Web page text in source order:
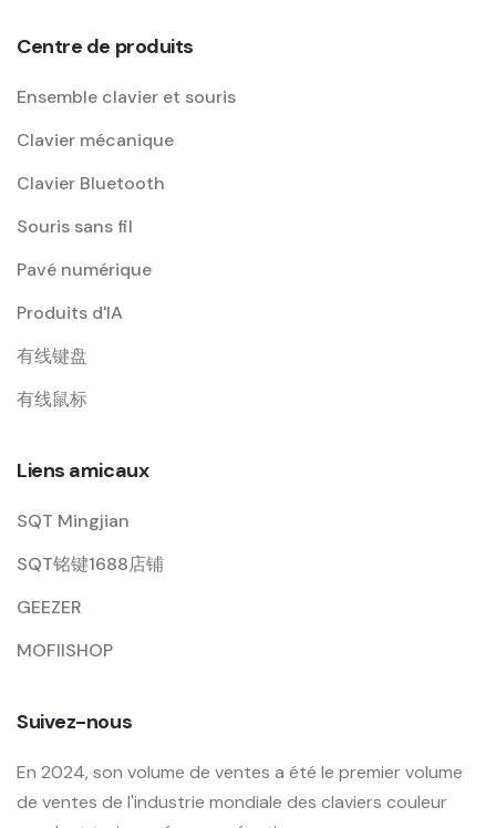
Centre de produits
Ensemble clavier et souris
Clavier mécanique
Clavier Bluetooth
Souris sans fil
Pavé numérique
Produits d'IA
有线键盘
有线鼠标
Liens amicaux
SQT Mingjian
SQT铭键1688店铺
GEEZER
MOFIISHOP
Suivez-nous
En 2024, son volume de ventes a été le premier volume
de ventes de l'industrie mondiale des claviers couleur